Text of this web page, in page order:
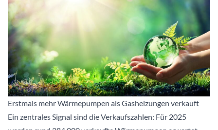
Erstmals mehr Wärmepumpen als Gasheizungen verkauft
Ein zentrales Signal sind die Verkaufszahlen: Für 2025